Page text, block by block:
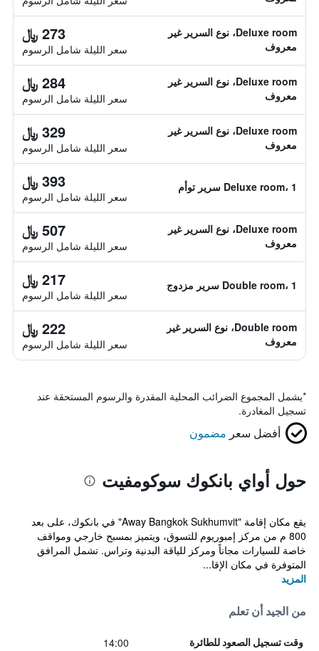
Deluxe room، نوع السرير غير
معروف
273 ﷼
سعر الليلة شامل الرسوم
Deluxe room، نوع السرير غير
معروف
284 ﷼
سعر الليلة شامل الرسوم
Deluxe room، نوع السرير غير
معروف
329 ﷼
سعر الليلة شامل الرسوم
Deluxe room، 1 سرير توأم 393 ﷼
سعر الليلة شامل الرسوم
Deluxe room، نوع السرير غير
معروف
507 ﷼
سعر الليلة شامل الرسوم
Double room، 1 سرير مزدوج 217 ﷼
سعر الليلة شامل الرسوم
Double room، نوع السرير غير
معروف
222 ﷼
سعر الليلة شامل الرسوم
*يشمل المجموع الضرائب المحلية المقدرة والرسوم المستحقة عند
تسجيل المغادرة.
أفضل سعر مضمون
حول أواي بانكوك سوكومفيت
يقع مكان إقامة "Away Bangkok Sukhumvit" في بانكوك، على بعد
800 م من مركز إمبوريوم للتسوق، ويتميز بمسبح خارجي ومواقف
خاصة للسيارات مجاناً ومركز للياقة البدنية وتراس. تشمل المرافق
المتوفرة في مكان الإقا...
المزيد
من الجيد أن تعلم
وقت تسجيل الصعود للطائرة 14:00